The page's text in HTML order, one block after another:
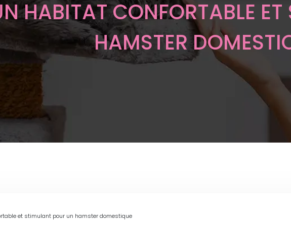
HABITAT CONFORTABLE
HAMSTER
et stimulant pour un hamster domestique